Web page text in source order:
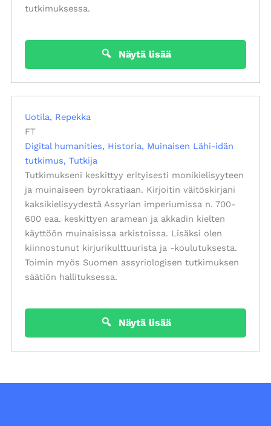
tutkimuksessa.
Näytä lisää
Uotila, Repekka
FT
Digital humanities
Historia Muinaisen Lähi-idän
tutkimus Tutkija
Tutkimukseni keskittyy erityisesti monikielisyyteen
ja muinaiseen byrokratiaan. Kirjoitin väitöskirjani
kaksikielisyydestä Assyrian imperiumissa n. 700-
600 eaa. keskittyen aramean ja akkadin kielten
käyttöön muinaisissa arkistoissa. Lisäksi olen
kiinnostunut kirjurikulttuurista ja -koulutuksesta.
Toimin myös Suomen assyriologisen tutkimuksen
säätiön hallituksessa.
Näytä lisää